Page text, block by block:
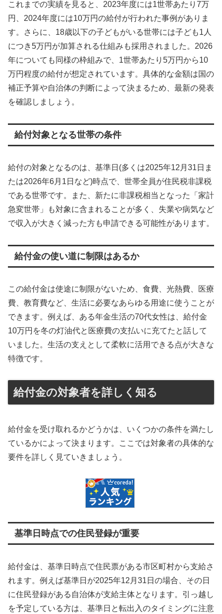
これまでの実績を見ると、2023年度には1世帯あたり7万
円、2024年度には10万円の給付が行われた事例がありま
す。さらに、18歳以下の子どもがいる世帯には子ども1人
につき5万円が加算される仕組みも採用されました。2026
年についても同様の枠組みで、1世帯あたり5万円から10
万円程度の給付が想定されています。具体的な金額は国の
補正予算や自治体の判断によって決まるため、最新の発表
を確認しましょう。
給付対象となる世帯の条件
給付の対象となるのは、基準日(多くは2025年12月31日ま
たは2026年6月1日など)時点で、世帯全員が住民税非課税
である世帯です。また、新たに非課税相当となった「家計
急変世帯」も対象に含まれることが多く、失業や病気など
で収入が大きく減った方も申請できる可能性があります。
給付金の使い道に制限はあるか
この給付金は使途に制限がないため、食費、光熱費、医療
費、教育費など、生活に必要なあらゆる用途に使うことが
できます。例えば、ある年金生活の70代女性は、給付金
10万円を冬の灯油代と医療費の支払いに充てたと話して
いました。生活の支えとして柔軟に活用できる点が大きな
特徴です。
給付金の対象者を詳しく知る
給付金を受け取れるかどうかは、いくつかの条件を満たし
ているかによって決まります。ここでは対象者の具体的な
要件を詳しく見ていきましょう。
基準日時点での住民登録が重要
給付金は、基準日時点で住民票がある市区町村から支給さ
れます。例えば基準日が2025年12月31日の場合、その日
に住民登録がある自治体が支給主体となります。引っ越し
を予定している方は、基準日と転出入のタイミングに注意